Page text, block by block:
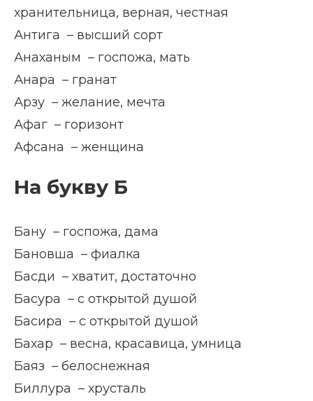
хранительница, верная, честная
Антига – высший сорт
Анаханым – госпожа, мать
Анара – гранат
Арзу – желание, мечта
Афаг – горизонт
Афсана – женщина
На букву Б
Бану – госпожа, дама
Бановша – фиалка
Басди – хватит, достаточно
Басура – с открытой душой
Басира – с открытой душой
Бахар – весна, красавица, умница
Баяз – белоснежная
Биллура – хрусталь